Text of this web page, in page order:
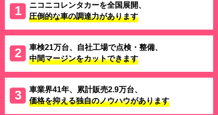
ニコニコレンタカーを全国展開、
圧倒的な車の調達力があります
車検21万台、自社工場で点検・整備、
中間マージンをカットできます
車業界41年、累計販売2.9万台、
価格を抑える独自のノウハウがあります